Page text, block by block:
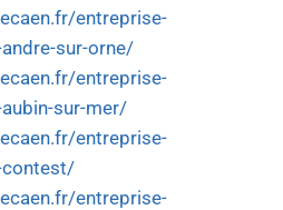
entreprise-
sur-orne/
entreprise-
sur-mer/
entreprise-
contest/
entreprise-